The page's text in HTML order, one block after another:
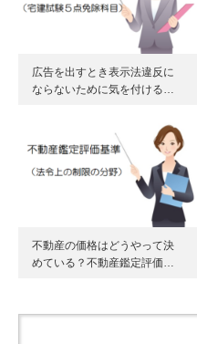
広告を出すとき表示法違反に
ならないために気を付ける…
不動産の価格はどうやって決
めている？不動産鑑定評価…